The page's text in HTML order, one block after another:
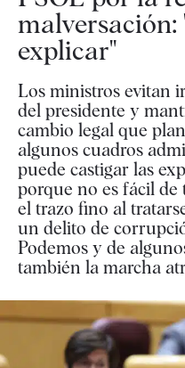
malversación:
explicar"
Los ministros evitan
del presidente y
cambio legal que
algunos cuadros
puede castigar las
porque no es fácil de
el trazo fino al
un delito de
Podemos y de
también la marcha